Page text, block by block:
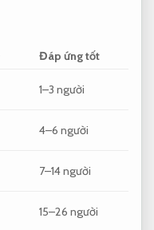
Đáp ứng tốt
1–3 người
4–6 người
7–14 người
15–26 người